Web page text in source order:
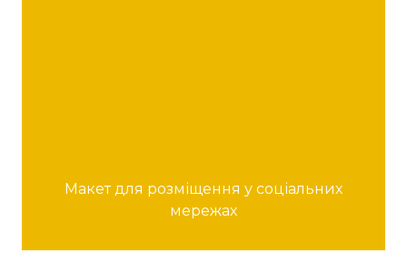
Макет для розміщення у соціальних
мережах